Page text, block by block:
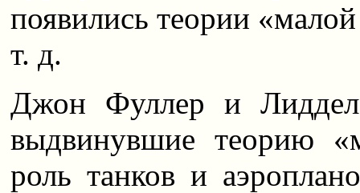
появились теории
т. д.
Джон Фуллер и Лиддел
выдвинувшие теорию
роль танков и